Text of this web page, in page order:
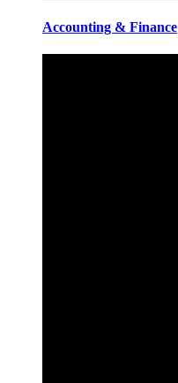
Accounting & Finance